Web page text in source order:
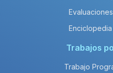
Trabajos
Trabajo